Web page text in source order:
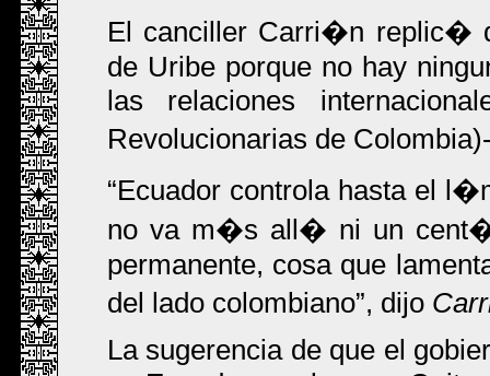
El canciller Carri�n replic�
de Uribe porque no hay
las relaciones
Revolucionarias de
Ecuador controla hasta el
no va m�s all� ni un
permanente, cosa que
del lado colombiano , dijo
La sugerencia de que el